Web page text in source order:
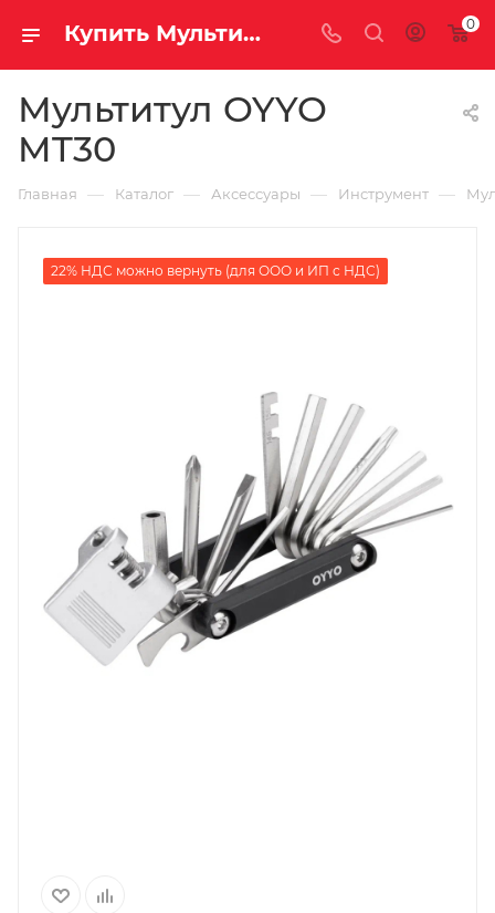
Купить Мультитул OYYO MT30 за рублей, а со скидкой 0
Мультитул OYYO
MT30
Главная — Каталог — Аксессуары — Инструмент —
22% НДС можно вернуть (для ООО и ИП с НДС)